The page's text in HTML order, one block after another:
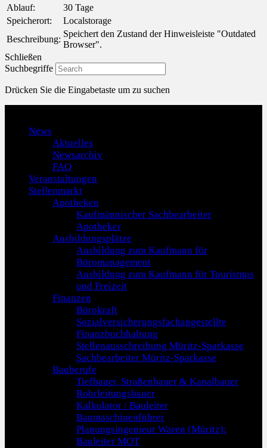
Ablauf:
30 Tage
Speicherort:
Localstorage
Beschreibung:
Speichert den Zustand der Hinweisleiste "Outdated
Browser".
Schließen
Suchbegriffe
Drücken Sie die Eingabetaste um zu suchen
News
Aktuelles
Newsarchiv
FAQ
Veranstaltungen
Stellenmarkt
Apotheken
Kaufmännischer Sachbearbeiter
Apotheker
Ausbildungsplätze
Ausbildung zum Kaufmann für
Büromanagement
Ausbildung zum Kaufmann für Tourismus
und Freizeit
Finanzen
Bürokraft
Sozialversicherungsfachangestellte
Finanzbuchhaltung
Stellenausschreibung Müritz-Sparkasse
Sachbearbeiter Müritz-Sparkasse
Bauberufe
Tiefbauer, Straßenbauer & Kanalbauer
Rohrleitungsbauer
Kalkulator / Bauleiter
Baumaschinenführer
Planungsingenieur Waren (Müritz):
Bauleiter MOT